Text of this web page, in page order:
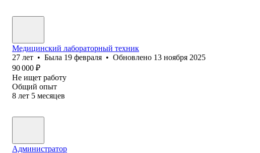
Медицинский лабораторный техник
27 лет • Была 19 февраля • Обновлено 13 ноября 2025
90 000 ₽
Не ищет работу
Общий опыт
8 лет 5 месяцев
Администратор